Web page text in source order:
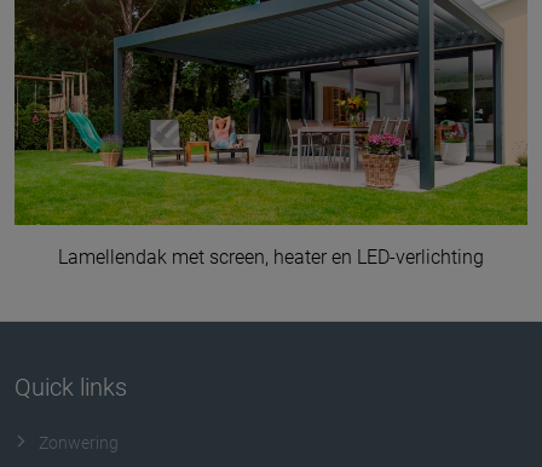
Lamellendak met screen, heater en LED-verlichting
Quick links
Zonwering